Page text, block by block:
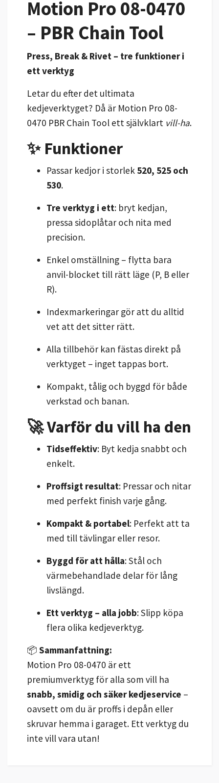
Motion Pro 08-0470
– PBR Chain Tool
Press, Break & Rivet – tre funktioner i
ett verktyg
Letar du efter det ultimata
kedjeverktyget? Då är Motion Pro 08-
0470 PBR Chain Tool ett självklart vill-ha.
✨ Funktioner
Passar kedjor i storlek 520, 525 och
530.
Tre verktyg i ett: bryt kedjan,
pressa sidoplåtar och nita med
precision.
Enkel omställning – flytta bara
anvil-blocket till rätt läge (P, B eller
R).
Indexmarkeringar gör att du alltid
vet att det sitter rätt.
Alla tillbehör kan fästas direkt på
verktyget – inget tappas bort.
Kompakt, tålig och byggd för både
verkstad och banan.
🚀 Varför du vill ha den
Tidseffektiv: Byt kedja snabbt och
enkelt.
Proffsigt resultat: Pressar och nitar
med perfekt finish varje gång.
Kompakt & portabel: Perfekt att ta
med till tävlingar eller resor.
Byggd för att hålla: Stål och
värmebehandlade delar för lång
livslängd.
Ett verktyg – alla jobb: Slipp köpa
flera olika kedjeverktyg.
📦 Sammanfattning:
Motion Pro 08-0470 är ett
premiumverktyg för alla som vill ha
snabb, smidig och säker kedjeservice –
oavsett om du är proffs i depån eller
skruvar hemma i garaget. Ett verktyg du
inte vill vara utan!